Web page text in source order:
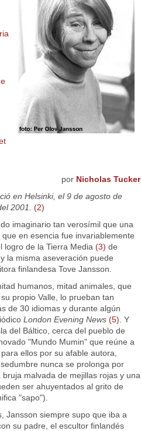
por Nicholas Tucker
en Helsinki, el 9 de agosto de
2001.
(2)
imaginario tan verosímil que una
en esencia fue invariablemente
logro de la Tierra Media (3) de
la misma aseveración puede
finlandesa Tove Jansson.
humanos, mitad animales, que
propio Valle, lo prueban tan
de 30 idiomas y durante algún
London Evening News (5) . Y
del Báltico, cerca del pueblo de
"Mundo Mumin" que reúne a
ellos por su afable autora,
nunca se prolonga por
malvada de mejillas rojas y una
ser ahuyentados al grito de
"sapo").
Jansson siempre supo que iba a
su padre, el escultor finlandés